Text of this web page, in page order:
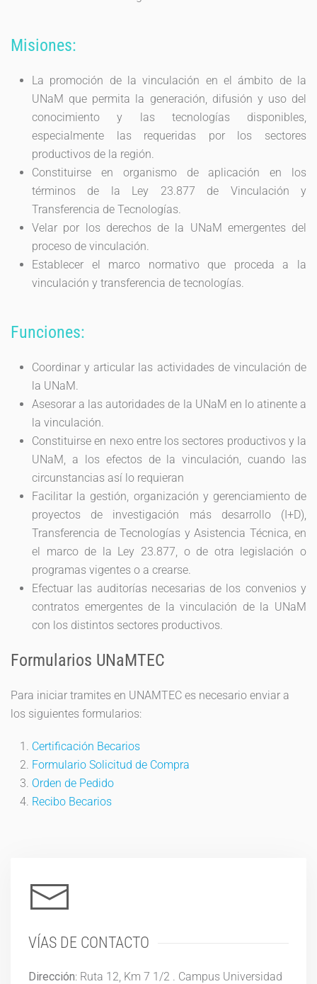
Misiones:
La promoción de la vinculación en el ámbito de la
UNaM que permita la generación, difusión y uso del
conocimiento y las tecnologías disponibles,
especialmente las requeridas por los sectores
productivos de la región.
Constituirse en organismo de aplicación en los
términos de la Ley 23.877 de Vinculación y
Transferencia de Tecnologías.
Velar por los derechos de la UNaM emergentes del
proceso de vinculación.
Establecer el marco normativo que proceda a la
vinculación y transferencia de tecnologías.
Funciones:
Coordinar y articular las actividades de vinculación de
la UNaM.
Asesorar a las autoridades de la UNaM en lo atinente a
la vinculación.
Constituirse en nexo entre los sectores productivos y la
UNaM, a los efectos de la vinculación, cuando las
circunstancias así lo requieran
Facilitar la gestión, organización y gerenciamiento de
proyectos de investigación más desarrollo (I+D),
Transferencia de Tecnologías y Asistencia Técnica, en
el marco de la Ley 23.877, o de otra legislación o
programas vigentes o a crearse.
Efectuar las auditorías necesarias de los convenios y
contratos emergentes de la vinculación de la UNaM
con los distintos sectores productivos.
Formularios UNaMTEC
Para iniciar tramites en UNAMTEC es necesario enviar a
los siguientes formularios:
Certificación Becarios
Formulario Solicitud de Compra
Orden de Pedido
Recibo Becarios
VÍAS DE CONTACTO
Dirección: Ruta 12, Km 7 1/2 . Campus Universidad